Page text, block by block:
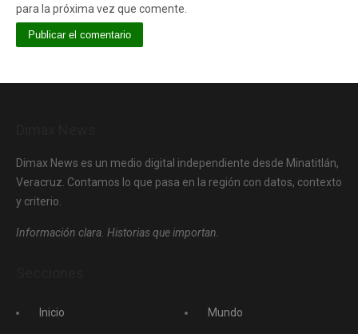
para la próxima vez que comente.
Dimax News es un medio digital independiente desde Minatitlán,
Veracruz. Contamos lo que pasa en la región con datos, contexto
y criterio.
Información clara. Historias que importan.
Inicio Mundo